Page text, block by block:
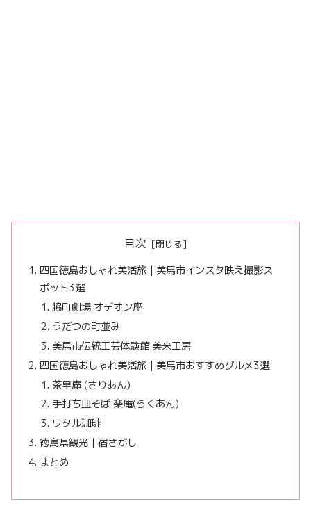
目次
四国徳島おしゃれ美活旅｜美馬市インスタ映え撮影ス
ポット3選
脇町劇場 オデオン座
うだつの町並み
美馬市伝統工芸体験館 美来工房
四国徳島おしゃれ美活旅｜美馬市おすすめグルメ3選
茶里庵 (さりあん)
手打ち皿そば 楽庵(らくあん)
ワタル珈琲
徳島県観光｜宿さがし
まとめ